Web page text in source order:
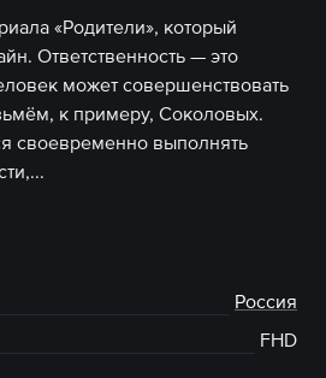
«Родители», который
Ответственность — это
может совершенствовать
к примеру, Соколовых.
своевременно выполнять
Россия
FHD